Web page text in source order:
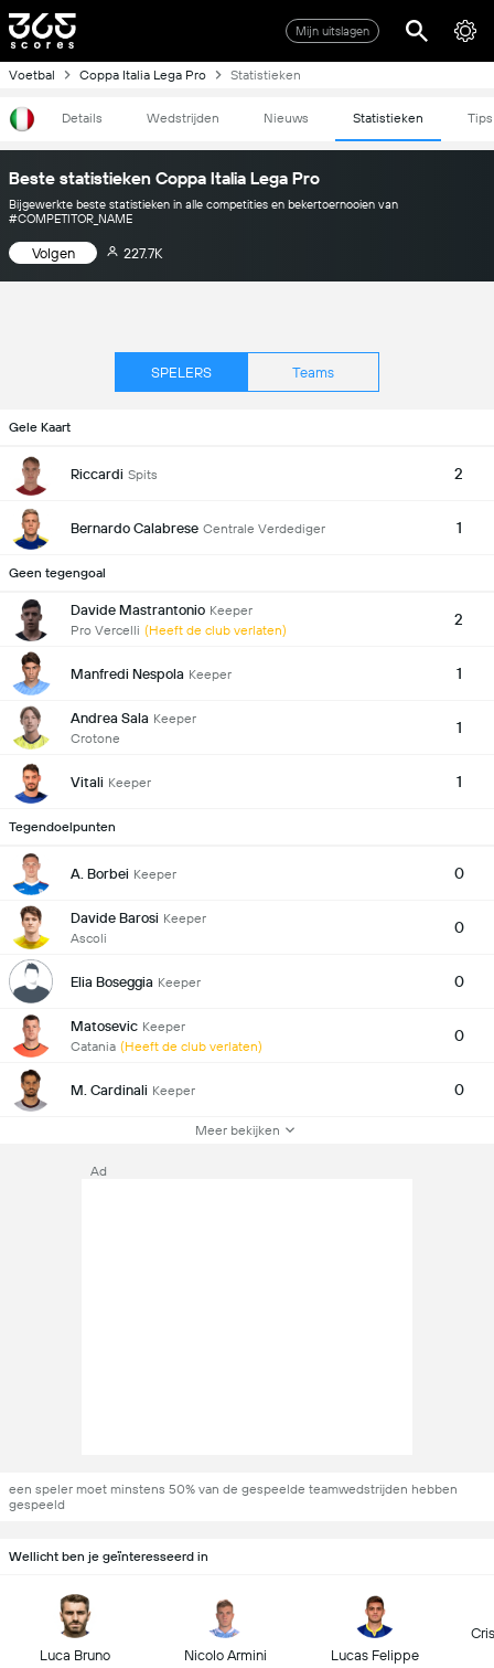
Mijn uitslagen
Voetbal Coppa Italia Lega Pro Statistieken
Details Wedstrijden Nieuws Statistieken Tips
Beste statistieken Coppa Italia Lega Pro
Bijgewerkte beste statistieken in alle competities en bekertoernooien van
#COMPETITOR_NAME
Volgen 227.7K
SPELERS Teams
Gele Kaart
Riccardi Spits 2
Bernardo Calabrese Centrale Verdediger 1
Geen tegengoal
Davide Mastrantonio Keeper
Pro Vercelli (Heeft de club verlaten)
2
Manfredi Nespola Keeper 1
Andrea Sala Keeper
Crotone
1
Vitali Keeper 1
Tegendoelpunten
A. Borbei Keeper 0
Davide Barosi Keeper
Ascoli
0
Elia Boseggia Keeper 0
Matosevic Keeper
Catania (Heeft de club verlaten)
0
M. Cardinali Keeper 0
Meer bekijken
Ad
een speler moet minstens 50% van de gespeelde teamwedstrijden hebben
gespeeld
Wellicht ben je geïnteresseerd in
Luca Bruno Nicolo Armini Lucas Felippe